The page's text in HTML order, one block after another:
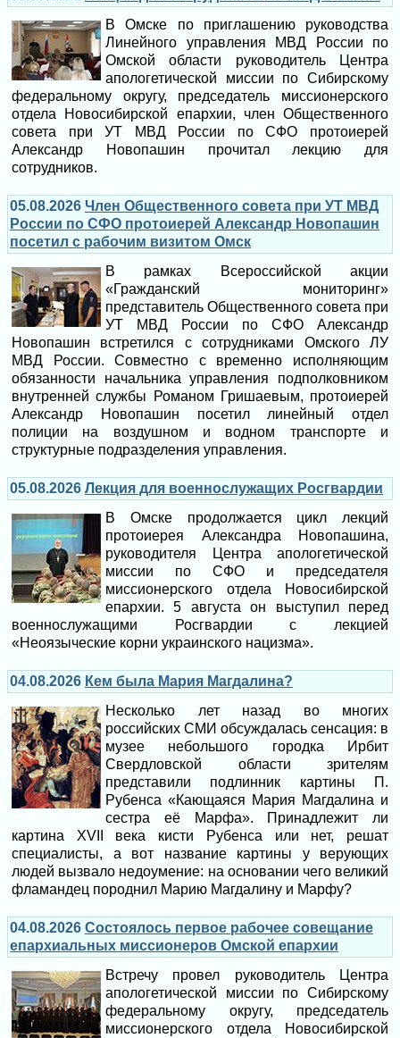
В Омске по приглашению руководства
Линейного управления МВД России по
Омской области руководитель Центра
апологетической миссии по Сибирскому
федеральному округу, председатель миссионерского
отдела Новосибирской епархии, член Общественного
совета при УТ МВД России по СФО протоиерей
Александр Новопашин прочитал лекцию для
сотрудников.
05.08.2026 Член Общественного совета при УТ МВД
России по СФО протоиерей Александр Новопашин
посетил с рабочим визитом Омск
В рамках Всероссийской акции
«Гражданский мониторинг»
представитель Общественного совета при
УТ МВД России по СФО Александр
Новопашин встретился с сотрудниками Омского ЛУ
МВД России. Совместно с временно исполняющим
обязанности начальника управления подполковником
внутренней службы Романом Гришаевым, протоиерей
Александр Новопашин посетил линейный отдел
полиции на воздушном и водном транспорте и
структурные подразделения управления.
05.08.2026 Лекция для военнослужащих Росгвардии
В Омске продолжается цикл лекций
протоиерея Александра Новопашина,
руководителя Центра апологетической
миссии по СФО и председателя
миссионерского отдела Новосибирской
епархии. 5 августа он выступил перед
военнослужащими Росгвардии с лекцией
«Неоязыческие корни украинского нацизма».
04.08.2026 Кем была Мария Магдалина?
Несколько лет назад во многих
российских СМИ обсуждалась сенсация: в
музее небольшого городка Ирбит
Свердловской области зрителям
представили подлинник картины П.
Рубенса «Кающаяся Мария Магдалина и
сестра её Марфа». Принадлежит ли
картина XVII века кисти Рубенса или нет, решат
специалисты, а вот название картины у верующих
людей вызвало недоумение: на основании чего великий
фламандец породнил Марию Магдалину и Марфу?
04.08.2026 Состоялось первое рабочее совещание
епархиальных миссионеров Омской епархии
Встречу провел руководитель Центра
апологетической миссии по Сибирскому
федеральному округу, председатель
миссионерского отдела Новосибирской